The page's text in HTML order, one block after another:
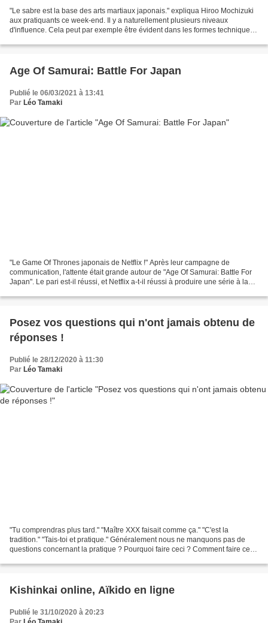
"Le sabre est la base des arts martiaux japonais." expliqua Hiroo Mochizuki
aux pratiquants ce week-end. Il y a naturellement plusieurs niveaux
d'influence. Cela peut par exemple être évident dans les formes techniques
Age Of Samurai: Battle For Japan
Publié le 06/03/2021 à 13:41
Par Léo Tamaki
"Le Game Of Thrones japonais de Netflix !" Après leur campagne de
communication, l'attente était grande autour de "Age Of Samurai: Battle For
Japan". Le pari est-il réussi, et Netflix a-t-il réussi à produire une série à la
Posez vos questions qui n'ont jamais obtenu de
réponses !
Publié le 28/12/2020 à 11:30
Par Léo Tamaki
"Tu comprendras plus tard." "Maître XXX faisait comme ça." "C'est la
tradition." "Tais-toi et pratique." Généralement nous ne manquons pas de
questions concernant la pratique ? Pourquoi faire ceci ? Comment faire cela
Kishinkai online, Aïkido en ligne
Publié le 31/10/2020 à 20:23